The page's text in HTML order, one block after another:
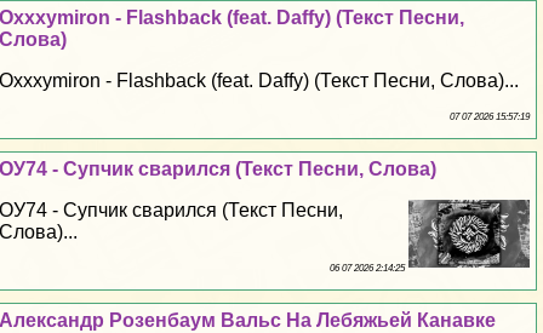
Oxxxymiron - Flashback (feat. Daffy) (Текст Песни,
Слова)
Oxxxymiron - Flashback (feat. Daffy) (Текст Песни, Слова)...
07 07 2026 15:57:19
ОУ74 - Супчик сварился (Текст Песни, Слова)
ОУ74 - Супчик сварился (Текст Песни,
Слова)...
06 07 2026 2:14:25
Александр Розенбаум Вальс На Лебяжьей Канавке